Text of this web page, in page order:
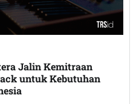
Jalin Kemitraan
untuk Kebutuhan